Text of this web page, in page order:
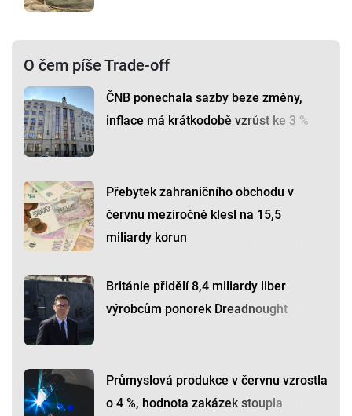
O čem píše Trade-off
ČNB ponechala sazby beze změny,
inflace má krátkodobě vzrůst ke 3 %
Přebytek zahraničního obchodu v
červnu meziročně klesl na 15,5
miliardy korun
Británie přidělí 8,4 miliardy liber
výrobcům ponorek Dreadnought
Průmyslová produkce v červnu vzrostla
o 4 %, hodnota zakázek stoupla